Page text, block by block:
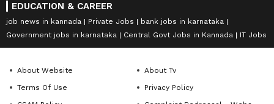
EDUCATION & CAREER
job news in kannada Private Jobs
bank jobs in karnataka
Government jobs in karnataka
Central Govt Jobs in Kannada IT Jobs
About Website
About Tv
Terms Of Use
Privacy Policy